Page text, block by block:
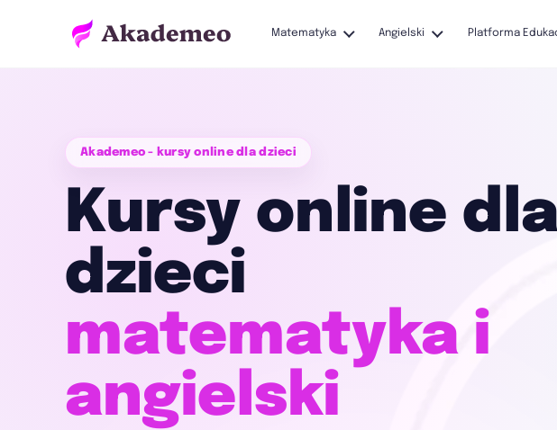
Matematyka Angielski Platforma
Akademeo - kursy online dla dzieci
Kursy online
dzieci
matematyka i
angielski